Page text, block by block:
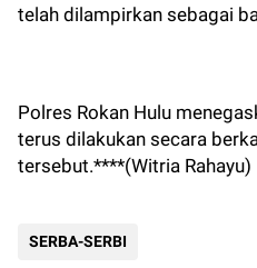
telah dilampirkan sebagai
Polres Rokan Hulu
terus dilakukan secara
tersebut.****(Witria Rahayu)
SERBA-SERBI